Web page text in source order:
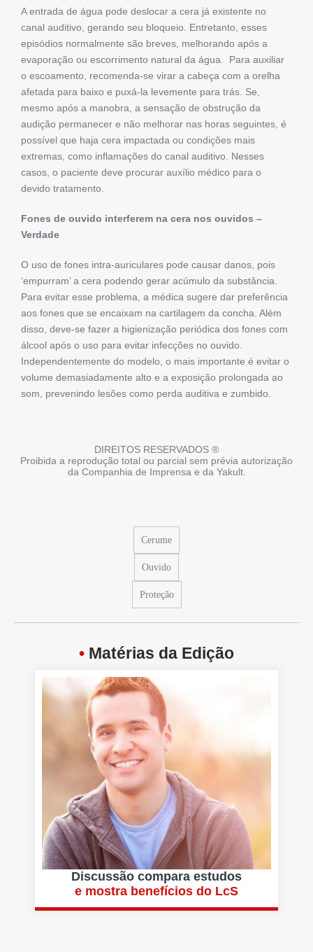
A entrada de água pode deslocar a cera já existente no
canal auditivo, gerando seu bloqueio. Entretanto, esses
episódios normalmente são breves, melhorando após a
evaporação ou escorrimento natural da água. Para auxiliar
o escoamento, recomenda-se virar a cabeça com a orelha
afetada para baixo e puxá-la levemente para trás. Se,
mesmo após a manobra, a sensação de obstrução da
audição permanecer e não melhorar nas horas seguintes, é
possível que haja cera impactada ou condições mais
extremas, como inflamações do canal auditivo. Nesses
casos, o paciente deve procurar auxílio médico para o
devido tratamento.
Fones de ouvido interferem na cera nos ouvidos –
Verdade
O uso de fones intra-auriculares pode causar danos, pois
‘empurram’ a cera podendo gerar acúmulo da substância.
Para evitar esse problema, a médica sugere dar preferência
aos fones que se encaixam na cartilagem da concha. Além
disso, deve-se fazer a higienização periódica dos fones com
álcool após o uso para evitar infecções no ouvido.
Independentemente do modelo, o mais importante é evitar o
volume demasiadamente alto e a exposição prolongada ao
som, prevenindo lesões como perda auditiva e zumbido.
DIREITOS RESERVADOS ®
Proibida a reprodução total ou parcial sem prévia autorização
da Companhia de Imprensa e da Yakult.
Cerume
Ouvido
Proteção
• Matérias da Edição
Discussão compara estudos
e mostra benefícios do LcS